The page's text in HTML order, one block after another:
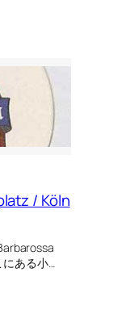
/ Köln
にある小…